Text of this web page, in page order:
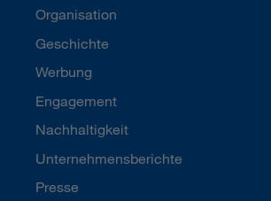
Organisation
Geschichte
Werbung
Engagement
Nachhaltigkeit
Unternehmensberichte
Presse